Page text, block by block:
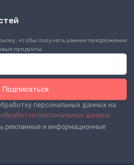
чтобы получать ранние предложения
продукты.
Подписаться
персональных данных на
персональных данных
рекламные и информационные